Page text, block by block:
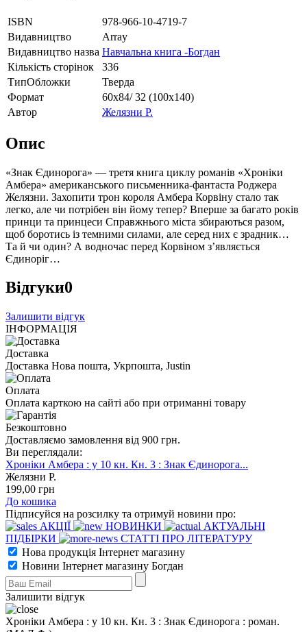
ISBN
978-966-10-4719-7
Видавництво
Array
Видавництво назва Навчальна книга -Богдан
Кількість сторінок
336
ТипОбложки
Тверда
Формат
60х84/ 32 (100х140)
Автор
Желязни Р.
Опис
«Знак Єдинорога» — третя книга циклу романів «Хроніки
Амбера» американського письменника-фантаста Роджера
Желязни. Захопити трон короля Амбера Корвіну стало так
легко, але чи потрібен він йому тепер? Вперше за багато років
принци та принцеси Справжнього міста збираються разом,
щоб боротись із темними силами, але серед них є зрадник…
Та й чи один? А водночас перед Корвіном з’являється
Єдиноріг…
Відгуки0
Залишити відгук
ІНФОРМАЦІЯ
Доставка
Доставка Нова пошта, Укрпошта, Justin
Оплата
Оплата карткою на сайті або при отриманні товару
Безкоштовно
Доставляємо замовлення від 900 грн.
Ви переглядали:
Хроніки Амбера : у 10 кн. Кн. 3 : Знак Єдинорога...
Желязни Р.
199,00 грн
До кошика
Підписуйся на розсилку та отримуй новини про:
АКЦІЇ
НОВИНКИ
АКТУАЛЬНІ
ПІДБІРКИ
СТАТТІ ПРО ЛІТЕРАТУРУ
Нова продукція Інтернет магазину
Новини Інтернет магазину Богдан
Залишити відгук
Хроніки Амбера : у 10 кн. Кн. 3 : Знак Єдинорога : роман.